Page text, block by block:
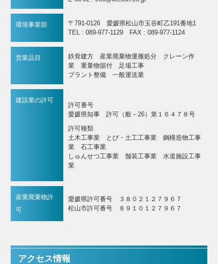
環境事業部
〒791-0126 愛媛県松山市玉谷町乙191番地1
TEL : 089-977-1129 FAX : 089-977-1124
営業品目
鉄骨建方 産業廃棄物運搬処分 クレーン作
業 重量物据付 足場工事
プラント整備 一般運送業
建設業の許可
許可番号
愛媛県知事 許可（般－26）第１６４７８号
許可種類
土木工事業 とび・土工工事業 鋼構造物工事
業 石工事業
しゅんせつ工事業 舗装工事業 水道施設工事
業
産業廃棄物許
可
愛媛県許可番号 ３８０２１２７９６７
松山市許可番号 ８９１０１２７９６７
アクセス情報